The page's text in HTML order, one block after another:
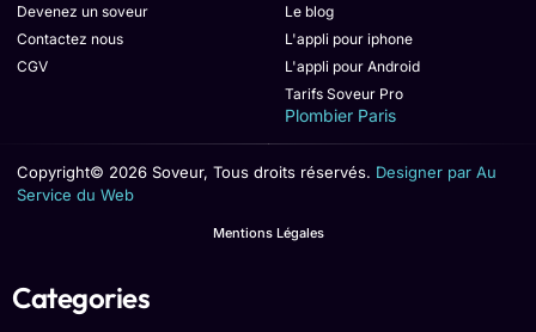
Devenez un soveur
Contactez nous
CGV
Le blog
L'appli pour iphone
L'appli pour Android
Tarifs Soveur Pro
Plombier Paris
Copyright© 2026 Soveur, Tous droits réservés. Designer par Au
Service du Web
Mentions Légales
Categories